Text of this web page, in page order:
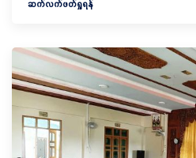
ဆက်လက်ဖတ်ရှုရန်